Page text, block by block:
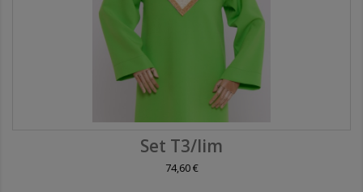
Set T3/lim
74,60 €